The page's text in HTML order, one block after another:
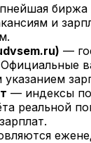
биржа
и
—
указанием
— индексы
реальной